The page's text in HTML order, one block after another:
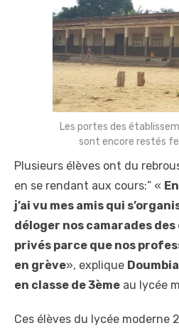
Les portes des
sont encore restés
Plusieurs élèves ont du
en se rendant aux cours:” «
j’ai vu mes amis qui
déloger nos camarades
privés parce que nos
en grève», explique
en classe de 3ème au lycée
Ces élèves du lycée moderne